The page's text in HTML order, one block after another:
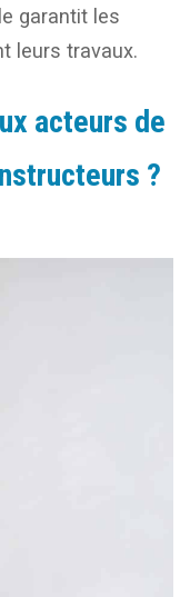
garantit les
leurs travaux.
acteurs de
?